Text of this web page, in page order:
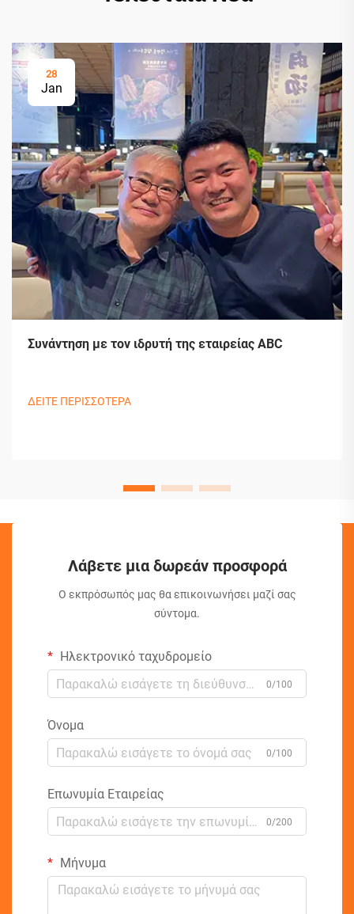
28
Jan
Συνάντηση με τον ιδρυτή της εταιρείας ABC
ΔΕΙΤΕ ΠΕΡΙΣΣΟΤΕΡΑ
Λάβετε μια δωρεάν προσφορά
Ο εκπρόσωπός μας θα επικοινωνήσει μαζί σας
σύντομα.
Ηλεκτρονικό ταχυδρομείο
0/100
Όνομα
0/100
Επωνυμία Εταιρείας
0/200
Μήνυμα